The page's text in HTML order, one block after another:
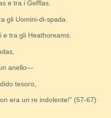
e tra i Gefflas.
gli Uomini-di-spada.
e tra gli Heathoreams.
anello—
tesoro,
era un re indolente!” (57-67)